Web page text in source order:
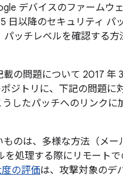
デバイスのファームウ
日以降のセキュリティ
ッチレベルを確認する方
の問題について 2017 年
ジトリに、下記の問題
したパッチへのリンク
のは、多様な方法（メ
を処理する際にリモート
の評価は、攻撃対象のデ